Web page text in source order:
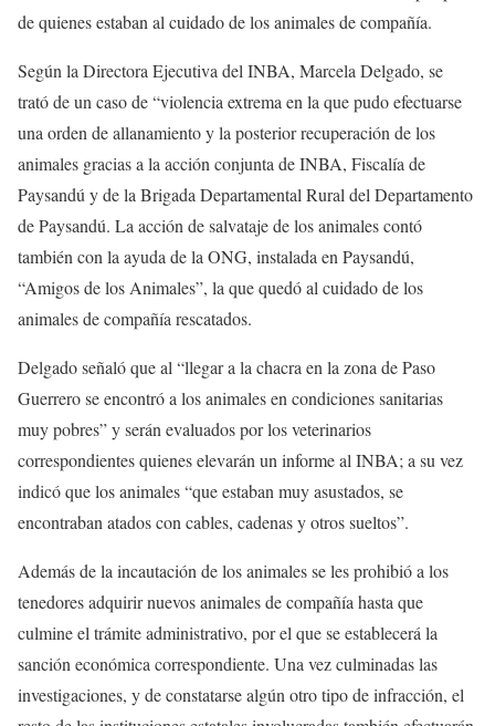
de quienes estaban al cuidado de los animales de compañía.
Según la Directora Ejecutiva del INBA, Marcela Delgado, se
trató de un caso de “violencia extrema en la que pudo efectuarse
una orden de allanamiento y la posterior recuperación de los
animales gracias a la acción conjunta de INBA, Fiscalía de
Paysandú y de la Brigada Departamental Rural del Departamento
de Paysandú. La acción de salvataje de los animales contó
también con la ayuda de la ONG, instalada en Paysandú,
“Amigos de los Animales”, la que quedó al cuidado de los
animales de compañía rescatados.
Delgado señaló que al “llegar a la chacra en la zona de Paso
Guerrero se encontró a los animales en condiciones sanitarias
muy pobres” y serán evaluados por los veterinarios
correspondientes quienes elevarán un informe al INBA; a su vez
indicó que los animales “que estaban muy asustados, se
encontraban atados con cables, cadenas y otros sueltos”.
Además de la incautación de los animales se les prohibió a los
tenedores adquirir nuevos animales de compañía hasta que
culmine el trámite administrativo, por el que se establecerá la
sanción económica correspondiente. Una vez culminadas las
investigaciones, y de constatarse algún otro tipo de infracción, el